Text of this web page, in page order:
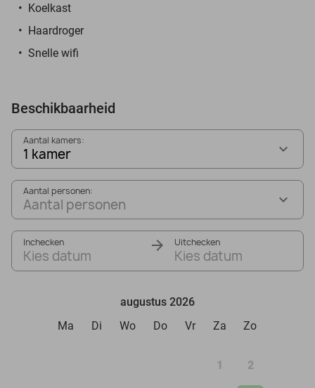
Koelkast
Haardroger
Snelle wifi
Beschikbaarheid
Aantal kamers:
1 kamer
Aantal personen:
Aantal personen
Inchecken
Kies datum
Uitchecken
Kies datum
augustus 2026
Ma
Di Wo Do Vr Za Zo
1 2